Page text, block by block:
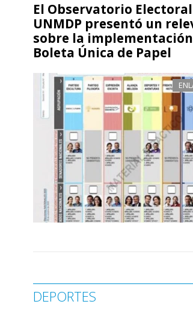
El Observatorio
UNMDP presentó un
sobre la
Boleta Única de Papel
DEPORTES